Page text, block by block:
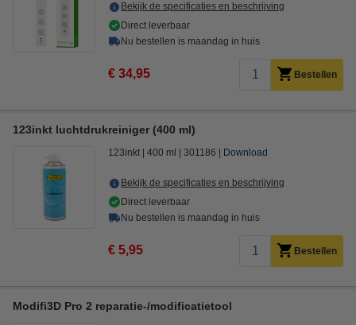
Bekijk de specificaties en beschrijving
Direct leverbaar
Nu bestellen is maandag in huis
€ 34,95 Bestellen
123inkt luchtdrukreiniger (400 ml)
123inkt 400 ml 301186 Download
Bekijk de specificaties en beschrijving
Direct leverbaar
Nu bestellen is maandag in huis
€ 5,95 Bestellen
Modifi3D Pro 2 reparatie-/modificatietool